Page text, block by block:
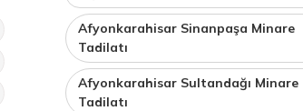
Afyonkarahisar Sinanpaşa Minare
Tadilatı
Afyonkarahisar Sultandağı Minare
Tadilatı